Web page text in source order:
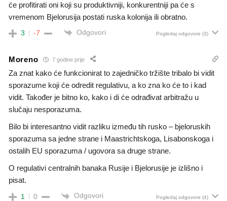
će profitirati oni koji su produktivniji, konkurentniji pa će s
vremenom Bjelorusija postati ruska kolonija ili obratno.
3 -7 Odgovori Pogledaj odgovore (3)
Moreno 7 godine prije
Za znat kako će funkcionirat to zajedničko tržište tribalo bi vidit
sporazume koji će odredit regulativu, a ko zna ko će to i kad
vidit. Također je bitno ko, kako i di će odrađivat arbitražu u
slučaju nesporazuma.
Bilo bi interesantno vidit razliku između tih rusko – bjeloruskih
sporazuma sa jedne strane i Maastrichtskoga, Lisabonskoga i
ostalih EU sporazuma / ugovora sa druge strane.
O regulativi centralnih banaka Rusije i Bjelorusije je izlišno i
pisat.
1 0 Odgovori Pogledaj odgovore (4)